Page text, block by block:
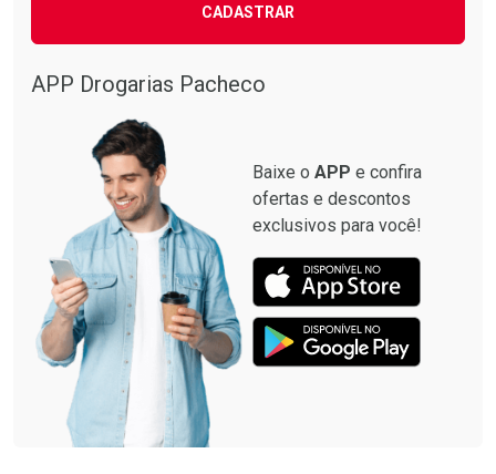
CADASTRAR
APP Drogarias Pacheco
Baixe o APP e confira
ofertas e descontos
exclusivos para você!